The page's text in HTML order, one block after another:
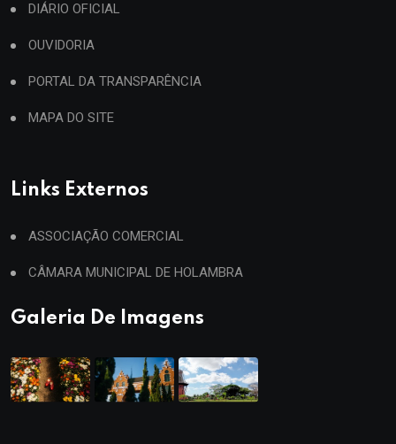
DIÁRIO OFICIAL
OUVIDORIA
PORTAL DA TRANSPARÊNCIA
MAPA DO SITE
Links Externos
ASSOCIAÇÃO COMERCIAL
CÂMARA MUNICIPAL DE HOLAMBRA
Galeria De Imagens